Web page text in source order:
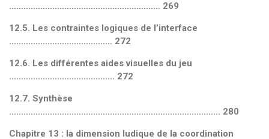
............................................................... 269
12.5. Les contraintes logiques de l’interface
........................................... 272
12.6. Les différentes aides visuelles du jeu
............................................ 272
12.7. Synthèse
........................................................................................ 280
Chapitre 13 : la dimension ludique de la coordination